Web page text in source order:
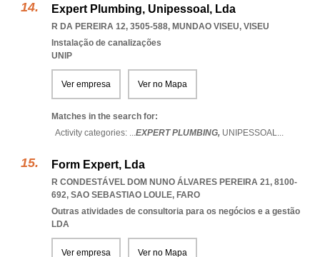
Expert Plumbing, Unipessoal, Lda
R DA PEREIRA 12, 3505-588, MUNDAO VISEU, VISEU
Instalação de canalizações
UNIP
Ver empresa Ver no Mapa
Matches in the search for:
Activity categories: ...EXPERT PLUMBING, UNIPESSOAL...
Form Expert, Lda
R CONDESTÁVEL DOM NUNO ÁLVARES PEREIRA 21, 8100-
692, SAO SEBASTIAO LOULE, FARO
Outras atividades de consultoria para os negócios e a gestão
LDA
Ver empresa Ver no Mapa